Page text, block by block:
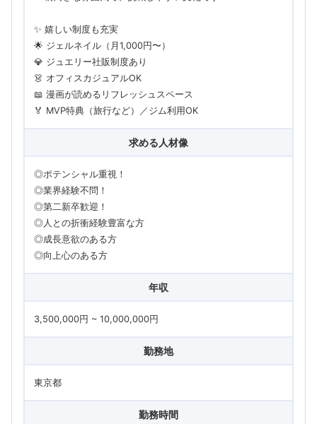
✨ 嬉しい制度も充実
🌟 ジェルネイル（月1,000円〜）
💎 ジュエリー社販制度あり
👗 オフィスカジュアルOK
📖 漫画が読めるリフレッシュスペース
🏅 MVP特典（旅行など）／ジム利用OK
求める人材像
◎ポテンシャル重視！
◎業界経験不問！
◎第二新卒歓迎！
◎人との折衝経験豊富な方
◎成長意欲のある方
◎向上心のある方
年収
3,500,000円 ~ 10,000,000円
勤務地
東京都
勤務時間